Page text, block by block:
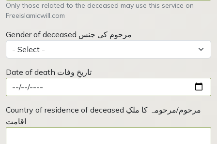
Only those related to the deceased may use this service on
Freeislamicwill.com
Gender of deceased مرحوم کی جنس
Date of death تاریخِ وفات
Country of residence of deceased مرحوم/مرحومہ کا ملکِ
اقامت